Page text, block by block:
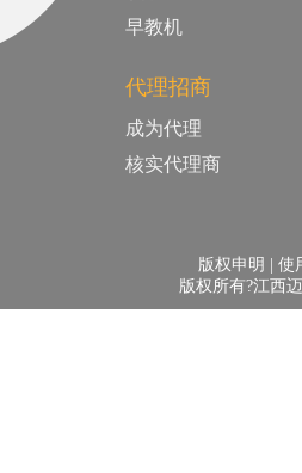
早教机
代理招商
成为代理
核实代理商
版权申明 | 使
版权所有?江西